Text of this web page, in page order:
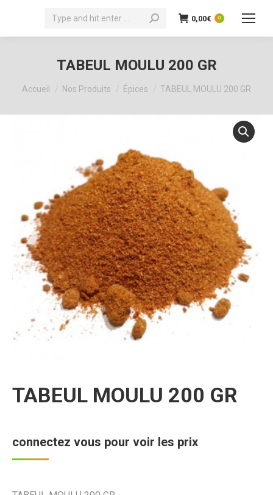
Recherche
0,00€ 0
TABEUL MOULU 200 GR
Vous êtes ici :
Accueil Nos Produits Épices TABEUL MOULU 200 GR
TABEUL MOULU 200 GR
connectez vous pour voir les prix